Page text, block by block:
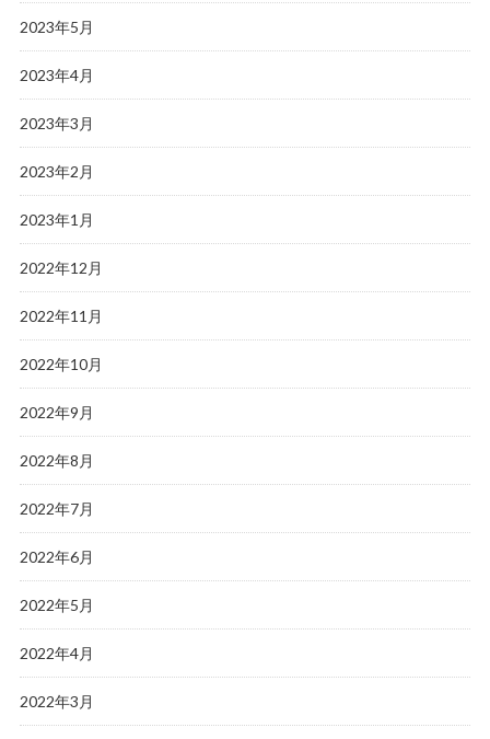
2023年5月
2023年4月
2023年3月
2023年2月
2023年1月
2022年12月
2022年11月
2022年10月
2022年9月
2022年8月
2022年7月
2022年6月
2022年5月
2022年4月
2022年3月